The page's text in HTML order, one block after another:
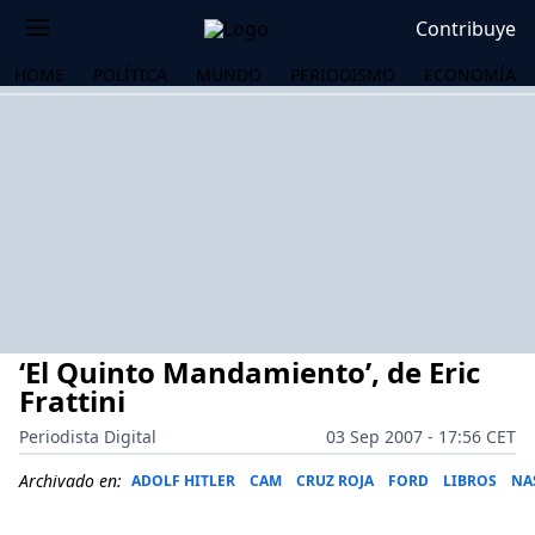
Contribuye
HOME POLÍTICA MUNDO PERIODISMO ECONOMÍA
‘El Quinto Mandamiento’, de Eric
Frattini
Periodista Digital
03 Sep 2007 - 17:56 CET
Archivado en: ADOLF HITLER CAM CRUZ ROJA FORD LIBROS